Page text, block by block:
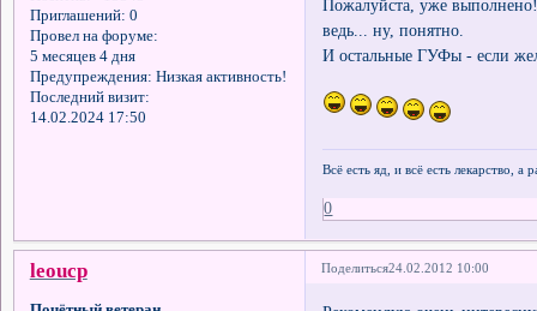
Приглашений: 0
Провел на форуме:
5 месяцев 4 дня
Предупреждения: Низкая активность!
Последний визит:
14.02.2024 17:50
Пожалуйста, уже
ведь... ну, понятно.
И остальные ГУФы - если
Всё есть яд, и всё есть лекарство,
0
Поделиться24.02.2012 10:00
leоucp